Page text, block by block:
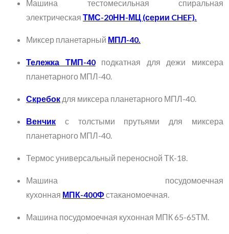
Машина тестомесильная спиральная
электрическаяТМС-20НН-МЦ (серии CHEF).
Миксер планетарный МПЛ-40.
Тележка ТМП-40подкатная для дежи миксера
планетарного МПЛ-40.
Скребок для миксера планетарного МПЛ-40.
Венчик с толстыми прутьями для миксера
планетарного МПЛ-40.
Термос универсальный переносной ТК-18.
Машина посудомоечная
кухонная МПК-400Ф стаканомоечная.
Машина посудомоечная кухонная МПК 65-65ТМ.